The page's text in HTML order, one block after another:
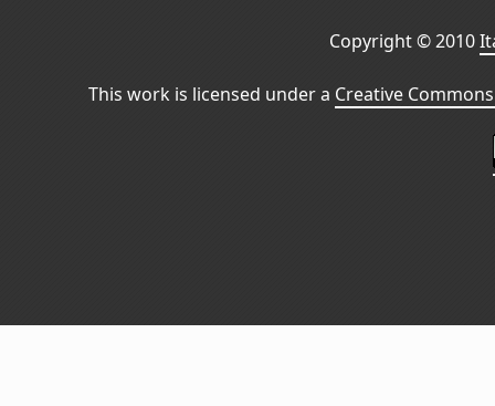
Copyright © 2010
This work is licensed under a Creative